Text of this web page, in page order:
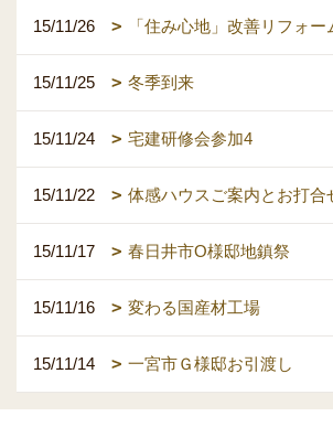
15/11/26 「住み心地」改善リフォ
15/11/25 冬季到来
15/11/24 宅建研修会参加4
15/11/22 体感ハウスご案内とお打合
15/11/17 春日井市O様邸地鎮祭
15/11/16 変わる国産材工場
15/11/14 一宮市Ｇ様邸お引渡し